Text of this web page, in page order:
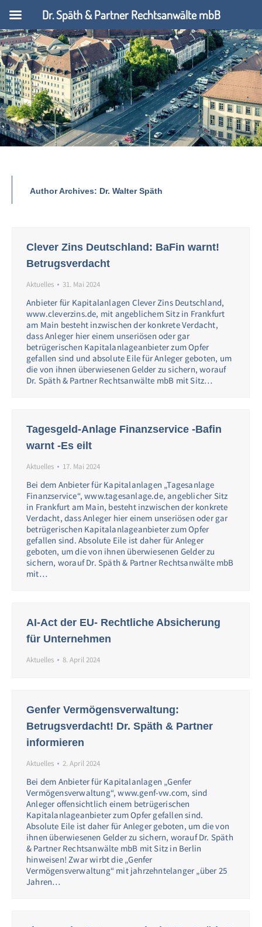
Author Archives: Dr. Walter Späth
Clever Zins Deutschland: BaFin warnt!
Betrugsverdacht
Aktuelles 31. Mai 2024
Anbieter für Kapitalanlagen Clever Zins Deutschland,
www.cleverzins.de, mit angeblichem Sitz in Frankfurt
am Main besteht inzwischen der konkrete Verdacht,
dass Anleger hier einem unseriösen oder gar
betrügerischen Kapitalanlageanbieter zum Opfer
gefallen sind und absolute Eile für Anleger geboten, um
die von ihnen überwiesenen Gelder zu sichern, worauf
Dr. Späth & Partner Rechtsanwälte mbB mit Sitz…
Tagesgeld-Anlage Finanzservice -Bafin
warnt -Es eilt
Aktuelles 17. Mai 2024
Bei dem Anbieter für Kapitalanlagen „Tagesanlage
Finanzservice“, www.tagesanlage.de, angeblicher Sitz
in Frankfurt am Main, besteht inzwischen der konkrete
Verdacht, dass Anleger hier einem unseriösen oder gar
betrügerischen Kapitalanlageanbieter zum Opfer
gefallen sind. Absolute Eile ist daher für Anleger
geboten, um die von ihnen überwiesenen Gelder zu
sichern, worauf Dr. Späth & Partner Rechtsanwälte mbB
mit…
AI-Act der EU- Rechtliche Absicherung
für Unternehmen
Aktuelles 8. April 2024
Genfer Vermögensverwaltung:
Betrugsverdacht! Dr. Späth & Partner
informieren
Aktuelles 2. April 2024
Bei dem Anbieter für Kapitalanlagen „Genfer
Vermögensverwaltung“, www.genf-vw.com, sind
Anleger offensichtlich einem betrügerischen
Kapitalanlageanbieter zum Opfer gefallen sind.
Absolute Eile ist daher für Anleger geboten, um die von
ihnen überwiesenen Gelder zu sichern, worauf Dr. Späth
& Partner Rechtsanwälte mbB mit Sitz in Berlin
hinweisen! Zwar wirbt die „Genfer
Vermögensverwaltung“ mit jahrzehntelanger „über 25
Jahren…
Dr. Späth & Partner Rechtsanwälte mbB